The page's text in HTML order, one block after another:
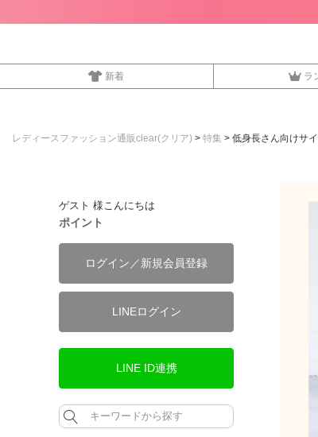
新着 ラ
レディースファッション通販clear(クリア) 特集 低身長さん向けサ
ゲスト 様こんにちは
ポイント
ログイン／新規会員登録
LINEログイン
LINE ID連携